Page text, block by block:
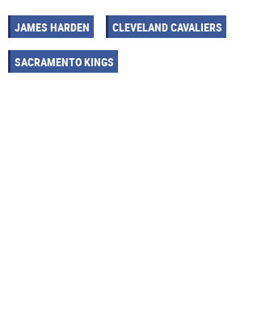
JAMES HARDEN CLEVELAND CAVALIERS
SACRAMENTO KINGS